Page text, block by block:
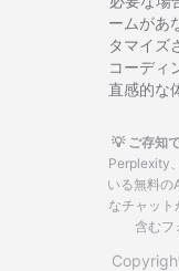
ームがあ
タマイズ
コーディ
直感的な
💡 ご存知
Perplexity
いる無料の
なチャッ
含むフ